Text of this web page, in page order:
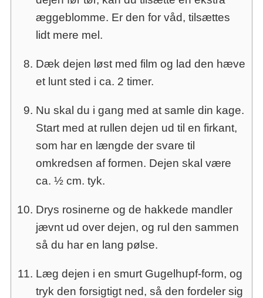
æggeblomme. Er den for våd, tilsættes
lidt mere mel.
Dæk dejen løst med film og lad den hæve
et lunt sted i ca. 2 timer.
Nu skal du i gang med at samle din kage.
Start med at rullen dejen ud til en firkant,
som har en længde der svare til
omkredsen af formen. Dejen skal være
ca. ½ cm. tyk.
Drys rosinerne og de hakkede mandler
jævnt ud over dejen, og rul den sammen
så du har en lang pølse.
Læg dejen i en smurt Gugelhupf-form, og
tryk den forsigtigt ned, så den fordeler sig